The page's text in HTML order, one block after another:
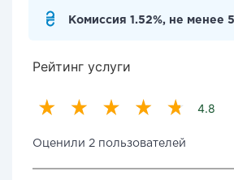
Комиссия 1.52%, не менее
Рейтинг услуги
4.8
Оценили 2 пользователей